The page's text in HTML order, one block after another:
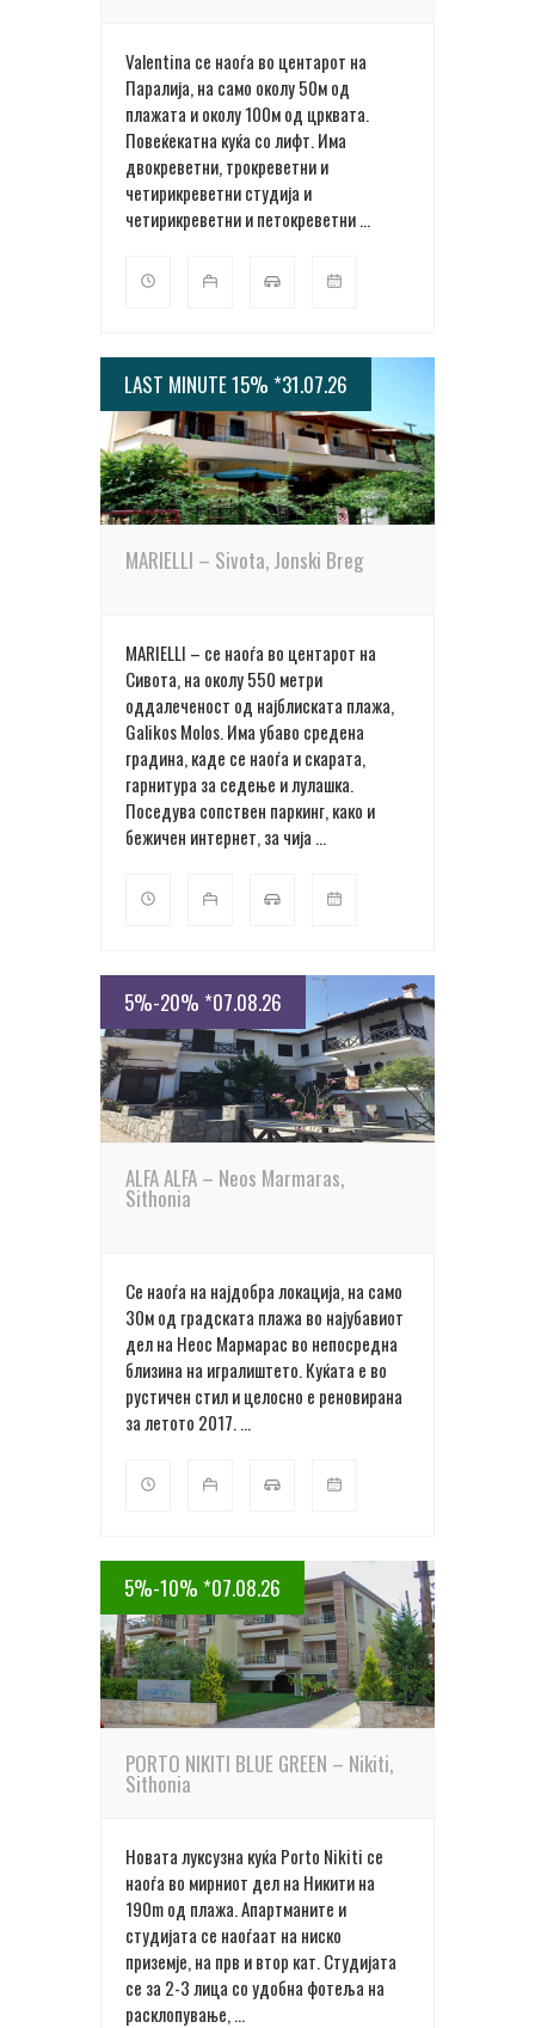
Valentina се наоѓа во центарот на
Паралија, на само околу 50м од
плажата и околу 100м од црквата.
Повеќекатна куќа со лифт. Има
двокреветни, трокреветни и
четирикреветни студија и
четирикреветни и петокреветни ...
LAST MINUTE 15% *31.07.26
ПОВЕЌЕ ДЕТАЛИ
MARIELLI – Sivota, Jonski Breg
MARIELLI – се наоѓа во центарот на
Сивота, на околу 550 метри
оддалеченост од најблиската плажа,
Galikos Molos. Има убаво средена
градина, каде се наоѓа и скарата,
гарнитура за седење и лулашка.
Поседува сопствен паркинг, како и
бежичен интернет, за чија ...
5%-20% *07.08.26
ПОВЕЌЕ ДЕТАЛИ
ALFA ALFA – Neos Marmaras,
Sithonia
Се наоѓа на најдобра локација, на само
30м од градската плажа во најубавиот
дел на Неос Мармарас во непосредна
близина на игралиштето. Куќата е во
рустичен стил и целосно е реновирана
за летото 2017. ...
5%-10% *07.08.26
ПОВЕЌЕ ДЕТАЛИ
PORTO NIKITI BLUE GREEN – Nikiti,
Sithonia
Новата луксузна куќа Porto Nikiti се
наоѓа во мирниот дел на Никити на
190m oд плажа. Апартманите и
студијата се наоѓаат на ниско
приземје, на прв и втор кат. Студијата
се за 2-3 лица со удобна фотеља на
расклопување, ...